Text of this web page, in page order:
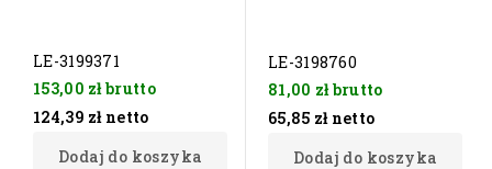
LE-3199371
153,00 złbrutto
124,39 zł netto
Dodaj do koszyka
LE-3198760
81,00 złbrutto
65,85 zł netto
Dodaj do koszyka